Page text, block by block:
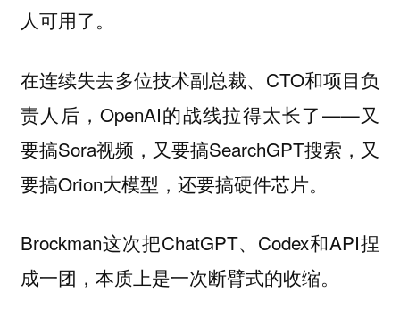
人可用了。
在连续失去多位技术副总裁、CTO和项目负
责人后，OpenAI的战线拉得太长了——又
要搞Sora视频，又要搞SearchGPT搜索，又
要搞Orion大模型，还要搞硬件芯片。
Brockman这次把ChatGPT、Codex和API捏
成一团，本质上是一次断臂式的收缩。